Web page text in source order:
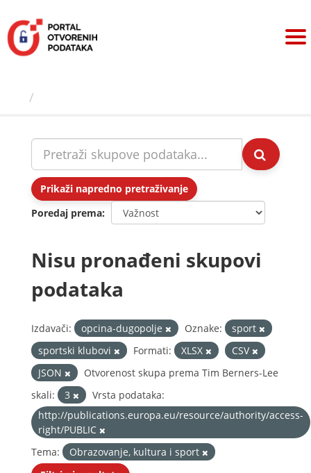
sadržaj
Prikaži napredno pretraživanje
Poredaj prema
Nisu pronađeni skupovi
podataka
Izdavači: opcina-dugopolje Oznake:
sport
sportski klubovi
Formati: XLSX
CSV
JSON
Otvorenost skupa prema Tim Berners-Lee
skali:
3
Vrsta podataka:
http://publications.europa.eu/resource/authority/access-
right/PUBLIC
Tema:
Obrazovanje, kultura i sport